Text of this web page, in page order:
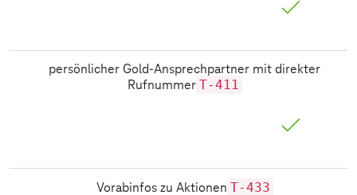
persönlicher Gold-Ansprechpartner mit direkter
Rufnummer T-411
Vorabinfos zu Aktionen T-433